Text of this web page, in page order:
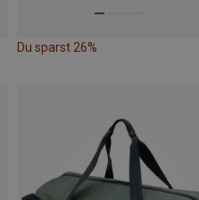
Du sparst 26%